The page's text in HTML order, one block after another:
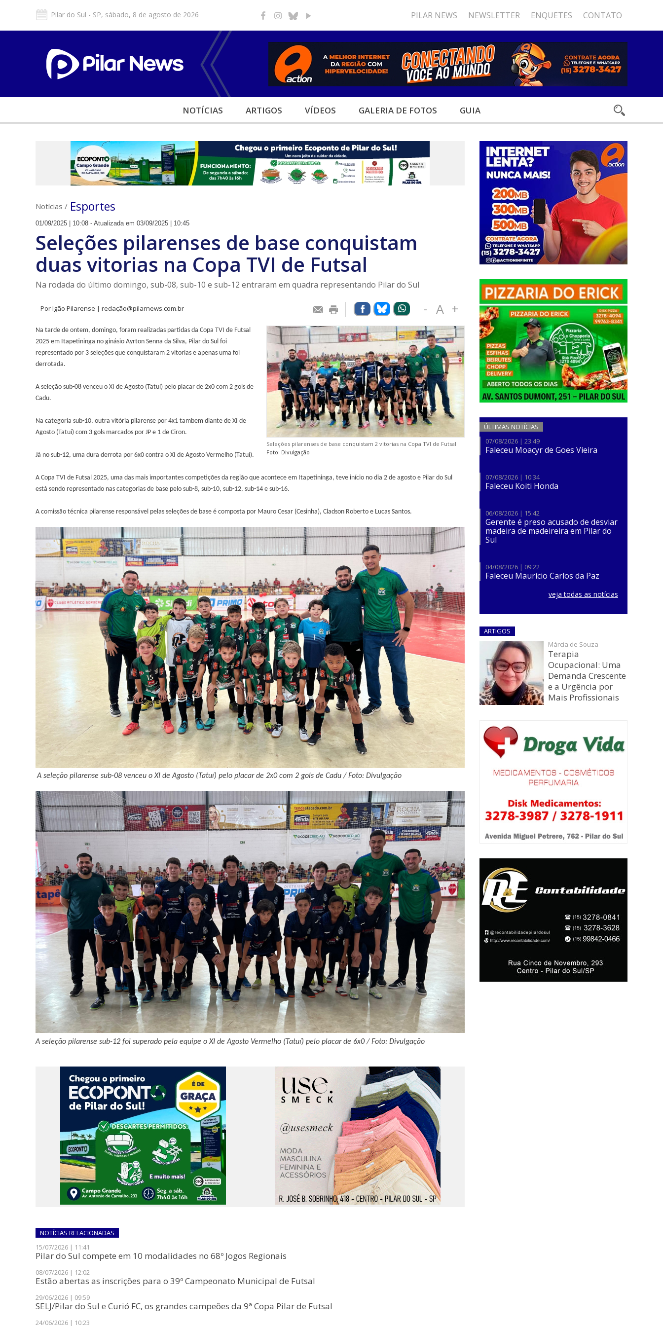
Pilar do Sul - SP, sábado, 8 de agosto de 2026 PILAR NEWS NEWSLETTER ENQUETES CONTATO
NOTÍCIAS ARTIGOS VÍDEOS GALERIA DE FOTOS GUIA
Notícias / Esportes
01/09/2025 | 10:08 - Atualizada em 03/09/2025 | 10:45
Seleções pilarenses de base conquistam
duas vitorias na Copa TVI de Futsal
Na rodada do último domingo, sub-08, sub-10 e sub-12 entraram em quadra representando Pilar do Sul
Por Igão Pilarense | redação@pilarnews.com.br - A +
Seleções pilarenses de base conquistam 2 vitorias na Copa TVI de Futsal
Foto: Divulgação
Na tarde de ontem, domingo, foram realizadas partidas da Copa TVI de Futsal
2025 em Itapetininga no ginásio Ayrton Senna da Silva, Pilar do Sul foi
representado por 3 seleções que conquistaram 2 vitorias e apenas uma foi
derrotada.
A seleção sub-08 venceu o XI de Agosto (Tatuí) pelo placar de 2x0 com 2 gols de
Cadu.
Na categoria sub-10, outra vitória pilarense por 4x1 tambem diante de XI de
Agosto (Tatuí) com 3 gols marcados por JP e 1 de Ciron.
Já no sub-12, uma dura derrota por 6x0 contra o XI de Agosto Vermelho (Tatuí).
A Copa TVI de Futsal 2025, uma das mais importantes competições da região que acontece em Itapetininga, teve início no dia 2 de agosto e Pilar do Sul
está sendo representado nas categorias de base pelo sub-8, sub-10, sub-12, sub-14 e sub-16.
A comissão técnica pilarense responsável pelas seleções de base é composta por Mauro Cesar (Cesinha), Cladson Roberto e Lucas Santos.
A seleção pilarense sub-08 venceu o XI de Agosto (Tatuí) pelo placar de 2x0 com 2 gols de Cadu / Foto: Divulgação
A seleção pilarense sub-12 foi superado pela equipe o XI de Agosto Vermelho (Tatuí) pelo placar de 6x0 / Foto: Divulgação
NOTÍCIAS RELACIONADAS
15/07/2026 | 11:41
Pilar do Sul compete em 10 modalidades no 68º Jogos Regionais
08/07/2026 | 12:02
Estão abertas as inscrições para o 39º Campeonato Municipal de Futsal
29/06/2026 | 09:59
SELJ/Pilar do Sul e Curió FC, os grandes campeões da 9ª Copa Pilar de Futsal
24/06/2026 | 10:23
ÚLTIMAS NOTÍCIAS
07/08/2026 | 23:49
Faleceu Moacyr de Goes Vieira
07/08/2026 | 10:34
Faleceu Koiti Honda
06/08/2026 | 15:42
​Gerente é preso acusado de desviar
madeira de madeireira em Pilar do
Sul
04/08/2026 | 09:22
Faleceu Maurício Carlos da Paz
veja todas as notícias
ARTIGOS
Márcia de Souza
Terapia
Ocupacional: Uma
Demanda Crescente
e a Urgência por
Mais Profissionais